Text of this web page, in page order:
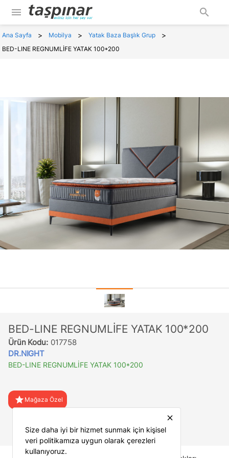
menu search
Ana Sayfa > Mobilya > Yatak Baza Başlık Grup >
BED-LINE REGNUMLİFE YATAK 100*200
BED-LINE REGNUMLİFE YATAK 100*200
Ürün Kodu: 017758
DR.NIGHT
BED-LINE REGNUMLİFE YATAK 100*200
star Mağaza Özel
close
Size daha iyi bir hizmet sunmak için kişisel
veri politikamıza uygun olarak çerezleri
kullanıyoruz.